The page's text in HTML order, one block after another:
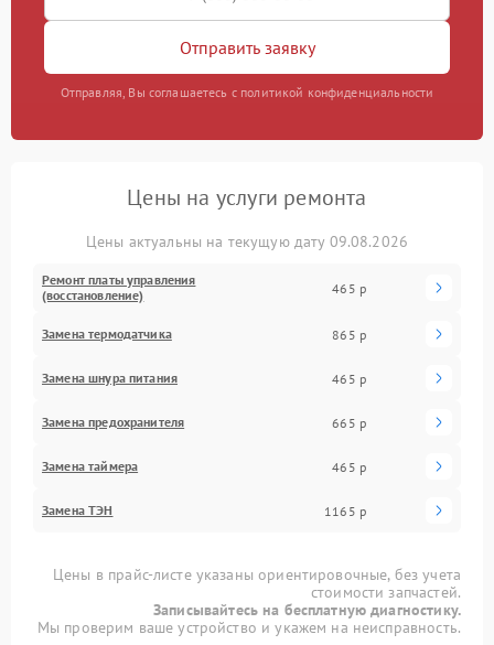
Отправить заявку
Отправляя, Вы соглашаетесь с политикой конфиденциальности
Цены на услуги ремонта
Цены актуальны на текущую дату 09.08.2026
Ремонт платы управления
(восстановление)
465 р
Замена термодатчика 865 р
Замена шнура питания 465 р
Замена предохранителя 665 р
Замена таймера 465 р
Замена ТЭН 1165 р
Цены в прайс-листе указаны ориентировочные, без учета
стоимости запчастей.
Записывайтесь на бесплатную диагностику.
Мы проверим ваше устройство и укажем на неисправность.